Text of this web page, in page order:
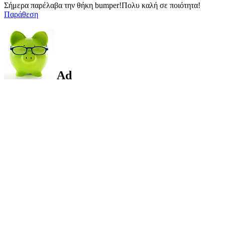
Σήμερα παρέλαβα την θήκη bumper!Πολυ καλή σε ποιότητα!
Παράθεση
Ad